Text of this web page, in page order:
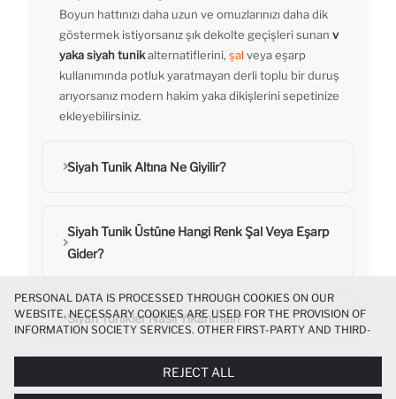
Boyun hattınızı daha uzun ve omuzlarınızı daha dik
göstermek istiyorsanız şık dekolte geçişleri sunan v
yaka siyah tunikalternatiflerini, şalveya eşarp
kullanımında potluk yaratmayan derli toplu bir duruş
arıyorsanız modern hakim yaka dikişlerini sepetinize
ekleyebilirsiniz.
Siyah Tunik Altına Ne Giyilir?
Siyah Tunik Üstüne Hangi Renk Şal Veya Eşarp
Gider?
Siyah Tunikler Nasıl Yıkanmalı?
PERSONAL DATA IS PROCESSED THROUGH COOKIES ON OUR
WEBSITE. NECESSARY COOKIES ARE USED FOR THE PROVISION OF
INFORMATION SOCIETY SERVICES. OTHER FIRST-PARTY AND THIRD-
MORE FUNCTIONAL AND PERSONALIZED, AND—IF YOU GIVE YOUR
EXPLICIT CONSENT—TO CARRY OUT MARKETING ACTIVITIES
REJECT ALL